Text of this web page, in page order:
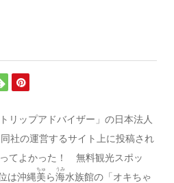
リップアドバイザー」の日本法人
社の運営するサイト上に投稿され
てよかった！ 無料観光スポッ
は沖縄美
ちゅ
ら海
うみ
水族館の「オキちゃ